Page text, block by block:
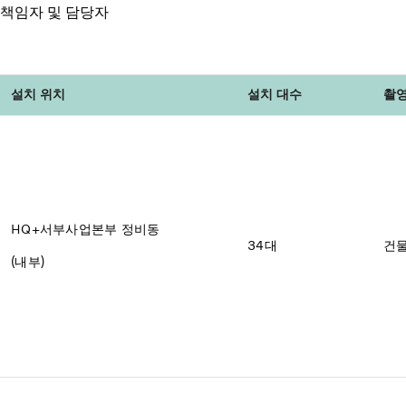
책임자 및 담당자
설치 위치 설치 대수 촬
HQ+서부사업본부 정비동
(내부)
34대 건